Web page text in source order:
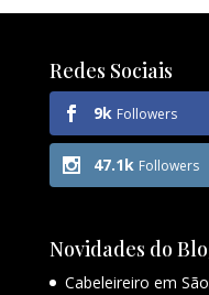
Redes Sociais
9k Followers
47.1k Followers
Novidades do
Cabeleireiro em